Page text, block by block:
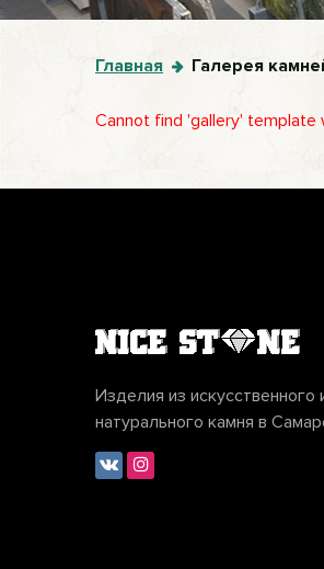
Главная Галерея
Cannot find 'gallery' template
Изделия из искусственного
натурального камня в